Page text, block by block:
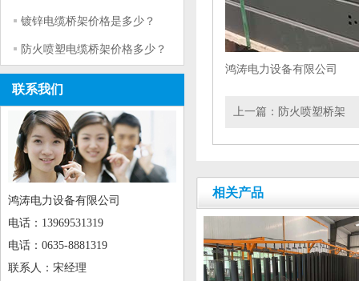
镀锌电缆桥架价格是多少？
防火喷塑电缆桥架价格多少？
联系我们
鸿涛电力设备有限公司
电话：13969531319
电话：0635-8881319
联系人：宋经理
鸿涛电力设备有限公司
上一篇： 防火喷塑桥架
相关产品